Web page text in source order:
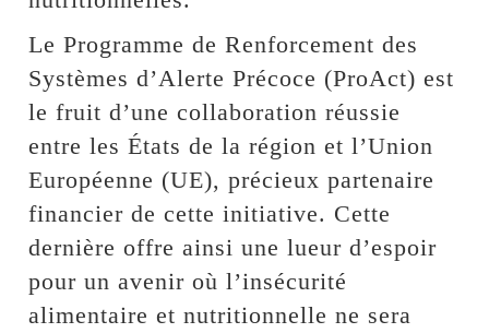
Le Programme de Renforcement des
Systèmes d’Alerte Précoce (ProAct) est
le fruit d’une collaboration réussie
entre les États de la région et l’Union
Européenne (UE), précieux partenaire
financier de cette initiative. Cette
dernière offre ainsi une lueur d’espoir
pour un avenir où l’insécurité
alimentaire et nutritionnelle ne sera